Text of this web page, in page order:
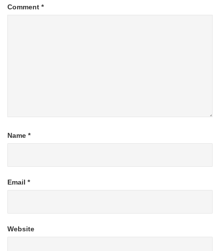
Comment *
Name *
Email *
Website